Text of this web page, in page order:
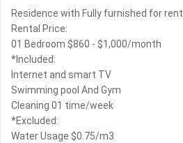
Residence with Fully furnished for rent
Rental Price:
01 Bedroom $860 - $1,000/month
*Included:
Internet and smart TV
Swimming pool And Gym
Cleaning 01 time/week
*Excluded:
Water Usage $0.75/m3